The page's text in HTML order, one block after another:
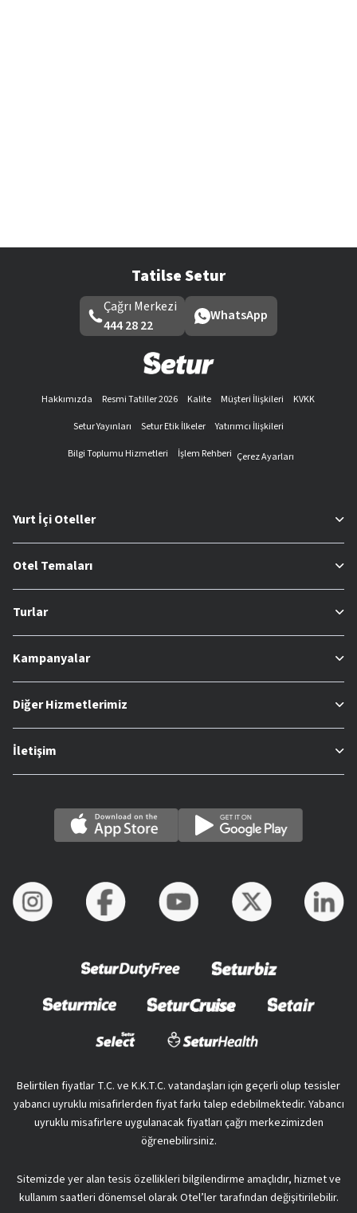
Tatilse Setur
Çağrı Merkezi
444 28 22
WhatsApp
Hakkımızda Resmi Tatiller 2026 Kalite Müşteri İlişkileri
KVKK
Setur Yayınları
Setur Etik İlkeler
Yatırımcı İlişkileri
Bilgi Toplumu Hizmetleri
İşlem Rehberi Çerez Ayarları
Yurt İçi Oteller
Otel Temaları
Turlar
Kampanyalar
Diğer Hizmetlerimiz
İletişim
Belirtilen fiyatlar T.C. ve K.K.T.C. vatandaşları için geçerli olup tesisler
yabancı uyruklu misafirlerden fiyat farkı talep edebilmektedir. Yabancı
uyruklu misafirlere uygulanacak fiyatları çağrı merkezimizden
öğrenebilirsiniz.
Sitemizde yer alan tesis özellikleri bilgilendirme amaçlıdır, hizmet ve
kullanım saatleri dönemsel olarak Otel’ler tarafından değişitirilebilir.